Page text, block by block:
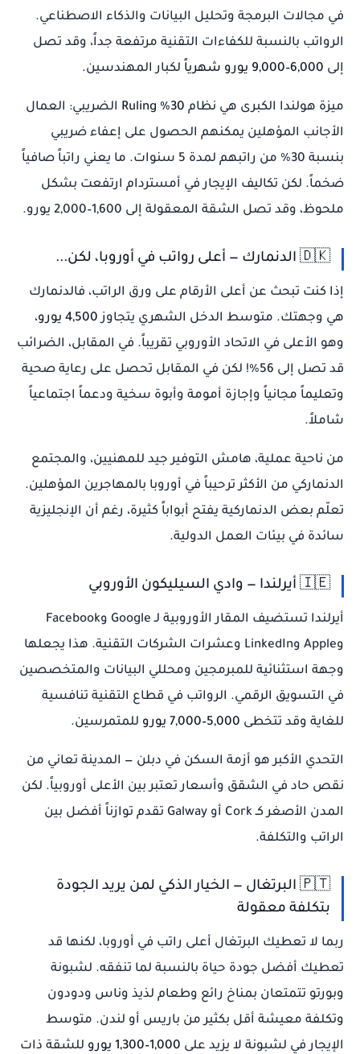
في مجالات البرمجة وتحليل البيانات والذكاء الاصطناعي.
الرواتب بالنسبة للكفاءات التقنية مرتفعة جداً، وقد تصل
إلى 6,000–9,000 يورو شهرياً لكبار المهندسين.
ميزة هولندا الكبرى هي نظام 30% Ruling
الضريبي: العمال
الأجانب المؤهلين يمكنهم الحصول على إعفاء ضريبي
بنسبة 30% من راتبهم لمدة 5 سنوات. ما يعني راتباً صافياً
ضخماً. لكن تكاليف الإيجار في أمستردام ارتفعت بشكل
ملحوظ، وقد تصل الشقة المعقولة إلى 1,600–2,000 يورو.
🇩🇰 الدنمارك — أعلى رواتب في أوروبا، لكن...
إذا كنت تبحث عن أعلى الأرقام على ورق الراتب، فالدنمارك
هي وجهتك. متوسط الدخل الشهري يتجاوز4,500 يورو
،
وهو الأعلى في الاتحاد الأوروبي تقريباً. في المقابل، الضرائب
قد تصل إلى 56%! لكن في المقابل تحصل على رعاية صحية
وتعليماً مجانياً وإجازة أمومة وأبوة سخية ودعماً اجتماعياً
شاملاً.
من ناحية عملية، هامش التوفير جيد للمهنيين، والمجتمع
الدنماركي من الأكثر ترحيباً في أوروبا بالمهاجرين المؤهلين.
تعلّم بعض الدنماركية يفتح أبواباً كثيرة، رغم أن الإنجليزية
سائدة في بيئات العمل الدولية.
🇮🇪 أيرلندا — وادي السيليكون الأوروبي
أيرلندا تستضيف المقار الأوروبية لـ Google وFacebook
وApple وLinkedIn وعشرات الشركات التقنية. هذا يجعلها
وجهة استثنائية للمبرمجين ومحللي البيانات والمتخصصين
في التسويق الرقمي. الرواتب في قطاع التقنية تنافسية
للغاية وقد تتخطى 5,000–7,000 يورو للمتمرسين.
التحدي الأكبر هو أزمة السكن في دبلن — المدينة تعاني من
نقص حاد في الشقق وأسعار تعتبر بين الأعلى أوروبياً. لكن
المدن الأصغر كـ Cork أو Galway تقدم توازناً أفضل بين
الراتب والتكلفة.
🇵🇹 البرتغال — الخيار الذكي لمن يريد الجودة
بتكلفة معقولة
ربما لا تعطيك البرتغال أعلى راتب في أوروبا، لكنها قد
تعطيك أفضل جودة حياة بالنسبة لما تنفقه. لشبونة
وبورتو تتمتعان بمناخ رائع وطعام لذيذ وناس ودودون
وتكلفة معيشة أقل بكثير من باريس أو لندن. متوسط
الإيجار في لشبونة لا يزيد على 1,000–1,300 يورو للشقة ذات